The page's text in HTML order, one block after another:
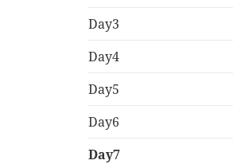
Day3
Day4
Day5
Day6
Day7